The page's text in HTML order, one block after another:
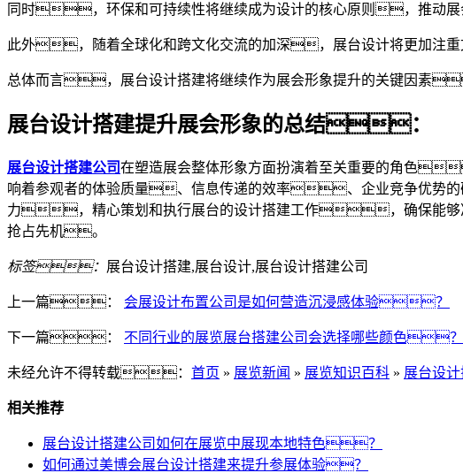
同时，环保和可持续性将继续成为设计的核心原则，推动展
此外，随着全球化和跨文化交流的加深，展台设计将更加注
总体而言，展台设计搭建将继续作为展会形象提升的关键因素
展台设计搭建提升展会形象的总结：
展台设计搭建公司在塑造展会整体形象方面扮演着至关重要的角色
响着参观者的体验质量、信息传递的效率、企业竞争优
力，精心策划和执行展台的设计搭建工作，确保能够
抢占先机。
标签： 展台设计搭建,展台设计,展台设计搭建公司
上一篇： 会展设计布置公司是如何营造沉浸感体验？
下一篇： 不同行业的展览展台搭建公司会选择哪些颜色？
未经允许不得转载： 首页 » 展览新闻 » 展览知识百科 » 展台设
相关推荐
展台设计搭建公司如何在展览中展现本地特色？
如何通过美博会展台设计搭建来提升参展体验？